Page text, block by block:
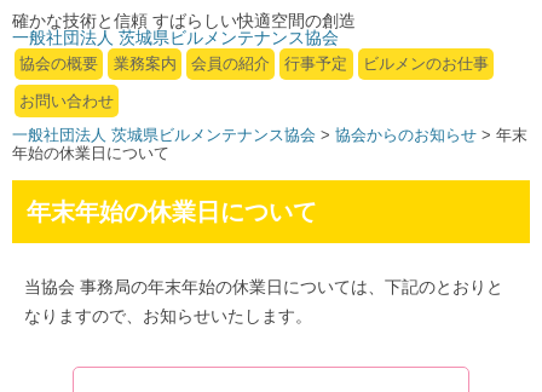
確かな技術と信頼 すばらしい快適空間の創造
一般社団法人 茨城県ビルメンテナンス協会
協会の概要 業務案内 会員の紹介 行事予定 ビルメンのお仕事
お問い合わせ
一般社団法人 茨城県ビルメンテナンス協会 > 協会からのお知らせ > 年末
年始の休業日について
年末年始の休業日について
当協会 事務局の年末年始の休業日については、下記のとおりと
なりますので、お知らせいたします。